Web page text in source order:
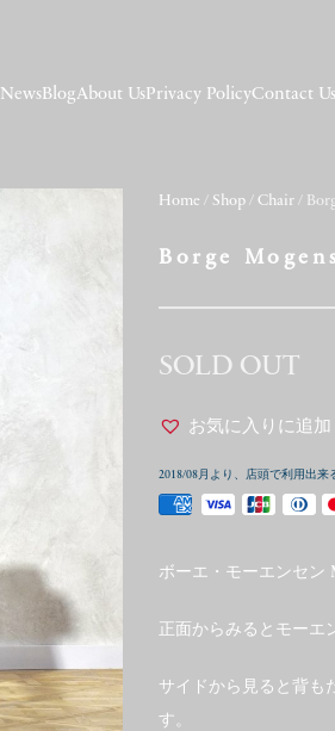
NewsBlogAbout UsPrivacy PolicyContact Us
Home / Shop / Chair /
Borge
SOLD OUT
お気に入りに追加
2018/08月より、店頭で利用出来
ボーエ・モーエンセン
正面からみるとモーエ
サイドから見ると背も
す。